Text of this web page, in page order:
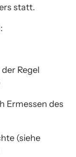
statt.
Regel
Ermessen des
(siehe